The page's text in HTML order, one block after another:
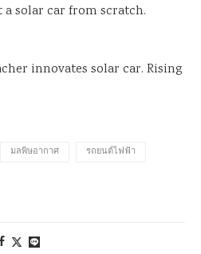
solar car from scratch.
innovates solar car. Rising
มลพิษอากาศ รถยนต์ไฟฟ้า